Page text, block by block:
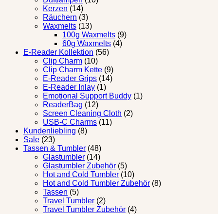
Kerzen (14)
Räuchern (3)
Waxmelts (13)
100g Waxmelts (9)
60g Waxmelts (4)
E-Reader Kollektion (56)
Clip Charm (10)
Clip Charm Kette (9)
E-Reader Grips (14)
E-Reader Inlay (1)
Emotional Support Buddy (1)
ReaderBag (12)
Screen Cleaning Cloth (2)
USB-C Charms (11)
Kundenliebling (8)
Sale (23)
Tassen & Tumbler (48)
Glastumbler (14)
Glastumbler Zubehör (5)
Hot and Cold Tumbler (10)
Hot and Cold Tumbler Zubehör (8)
Tassen (5)
Travel Tumbler (2)
Travel Tumbler Zubehör (4)